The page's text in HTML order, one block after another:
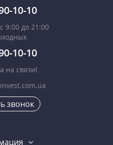
10-10
9:00 до 21:00
10-10
на связи!
звонок